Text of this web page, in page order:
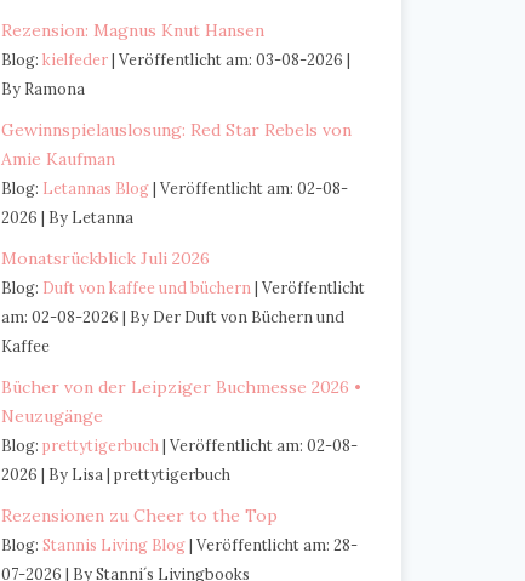
Rezension: Magnus Knut Hansen
Blog: kielfeder Veröffentlicht am: 03-08-2026
By Ramona
Gewinnspielauslosung: Red Star Rebels von
Amie Kaufman
Blog: Letannas Blog Veröffentlicht am: 02-08-
2026
By Letanna
Monatsrückblick Juli 2026
Blog: Duft von kaffee und büchern
Veröffentlicht
am: 02-08-2026
By Der Duft von Büchern und
Kaffee
Bücher von der Leipziger Buchmesse 2026 •
Neuzugänge
Blog: prettytigerbuch
Veröffentlicht am: 02-08-
2026
By Lisa | prettytigerbuch
Rezensionen zu Cheer to the Top
Blog: Stannis Living Blog Veröffentlicht am: 28-
07-2026
By Stanni´s Livingbooks